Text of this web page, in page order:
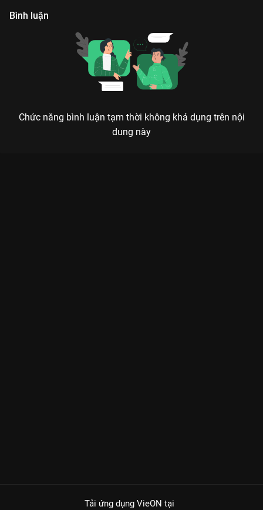
Bình luận
Chức năng bình luận tạm thời không khả dụng trên nội
dung này
Tải ứng dụng VieON tại